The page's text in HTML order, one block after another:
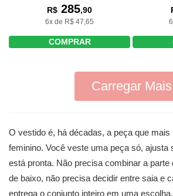
R$ 285,90
6x de R$ 47,65
COMPRAR
Carregar Mais
O vestido é, há décadas, a peça que mais
feminino. Você veste uma peça só, ajusta
está pronta. Não precisa combinar a
de baixo, não precisa decidir entre saia e
entrega o conjunto inteiro em uma escolha.